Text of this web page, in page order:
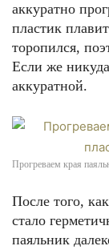
аккуратно
пластик
торопился,
Если же
аккуратной.
Прогреваем края
После того,
стало
паяльник